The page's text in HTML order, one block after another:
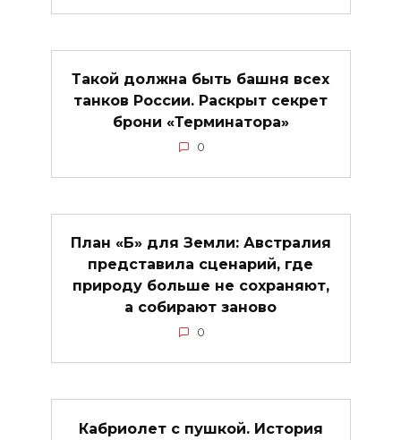
Такой должна быть башня всех
танков России. Раскрыт секрет
брони «Терминатора»
0
План «Б» для Земли: Австралия
представила сценарий, где
природу больше не сохраняют,
а собирают заново
0
Кабриолет с пушкой. История